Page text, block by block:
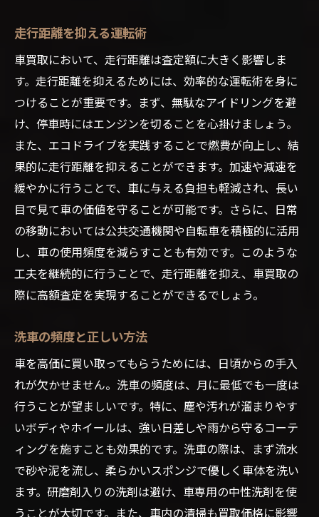
走行距離を抑える運転術
車買取において、走行距離は査定額に大きく影響しま
す。走行距離を抑えるためには、効率的な運転術を身に
つけることが重要です。まず、無駄なアイドリングを避
け、停車時にはエンジンを切ることを心掛けましょう。
また、エコドライブを実践することで燃費が向上し、結
果的に走行距離を抑えることができます。加速や減速を
緩やかに行うことで、車に与える負担も軽減され、長い
目で見て車の価値を守ることが可能です。さらに、日常
の移動においては公共交通機関や自転車を積極的に活用
し、車の使用頻度を減らすことも有効です。このような
工夫を継続的に行うことで、走行距離を抑え、車買取の
際に高額査定を実現することができるでしょう。
洗車の頻度と正しい方法
車を高価に買い取ってもらうためには、日頃からの手入
れが欠かせません。洗車の頻度は、月に最低でも一度は
行うことが望ましいです。特に、塵や汚れが溜まりやす
いボディやホイールは、強い日差しや雨から守るコーテ
ィングを施すことも効果的です。洗車の際は、まず流水
で砂や泥を流し、柔らかいスポンジで優しく車体を洗い
ます。研磨剤入りの洗剤は避け、車専用の中性洗剤を使
うことが大切です。また、車内の清掃も買取価格に影響